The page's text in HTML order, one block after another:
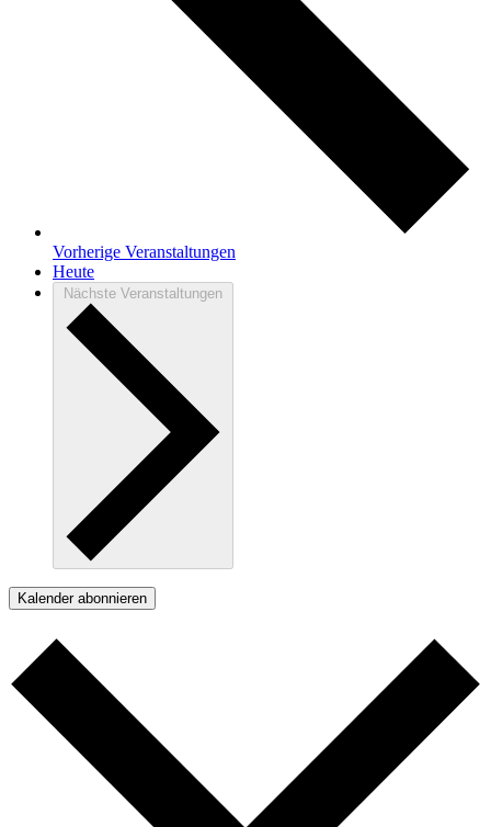
Vorherige Veranstaltungen
Heute
Nächste Veranstaltungen
Kalender abonnieren